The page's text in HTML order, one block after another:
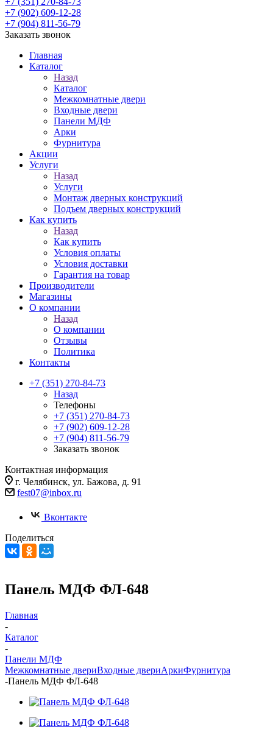
+7 (902) 609-12-28
+7 (904) 811-56-79
Заказать звонок
Главная
Каталог
Назад
Каталог
Межкомнатные двери
Входные двери
Панели МДФ
Арки
Фурнитура
Акции
Услуги
Назад
Услуги
Монтаж дверных конструкций
Подъем дверных конструкций
Как купить
Назад
Как купить
Условия оплаты
Условия доставки
Гарантия на товар
Производители
Магазины
О компании
Назад
О компании
Отзывы
Политика
Контакты
+7 (351) 270-84-73
Назад
Телефоны
+7 (351) 270-84-73
+7 (902) 609-12-28
+7 (904) 811-56-79
Заказать звонок
Контактная информация
г. Челябинск, ул. Бажова, д. 91
fest07@inbox.ru
Вконтакте
Поделиться
Панель МДФ ФЛ-648
Главная
-
Каталог
-
Панели МДФ
Межкомнатные двериВходные двериАркиФурнитура
-Панель МДФ ФЛ-648